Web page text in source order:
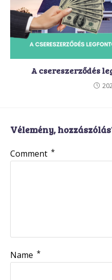
A csereszerződés
Vélemény,
Comment *
Name *